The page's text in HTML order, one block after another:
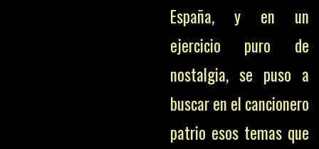
España, y en un
ejercicio puro de
nostalgia, se puso a
buscar en el cancionero
patrio esos temas que